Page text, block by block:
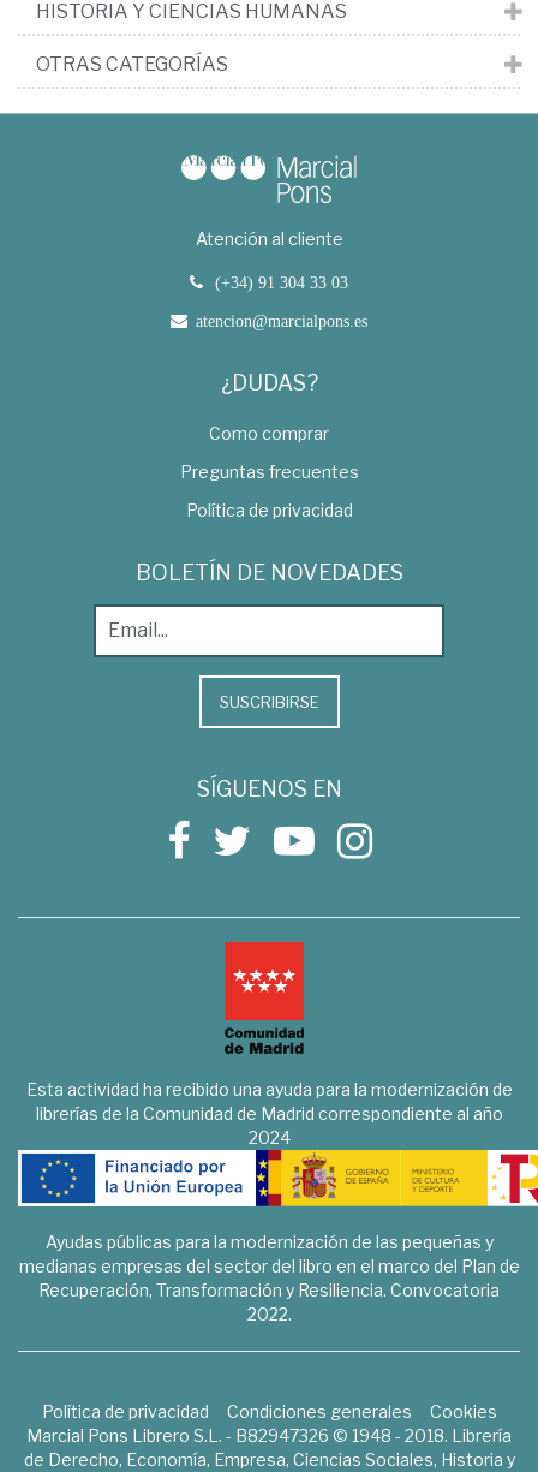
HISTORIA Y CIENCIAS HUMANAS
OTRAS CATEGORÍAS
Atención al cliente
(+34) 91 304 33 03
atencion@marcialpons.es
¿DUDAS?
Como comprar
Preguntas frecuentes
Política de privacidad
BOLETÍN DE NOVEDADES
SUSCRIBIRSE
SÍGUENOS EN
Esta actividad ha recibido una ayuda para la modernización de
librerías de la Comunidad de Madrid correspondiente al año
2024
Ayudas públicas para la modernización de las pequeñas y
medianas empresas del sector del libro en el marco del Plan de
Recuperación, Transformación y Resiliencia. Convocatoria
2022.
Política de privacidad Condiciones generales
Cookies
Marcial Pons Librero S.L. - B82947326 © 1948 - 2018. Librería
de Derecho, Economía, Empresa, Ciencias Sociales, Historia y